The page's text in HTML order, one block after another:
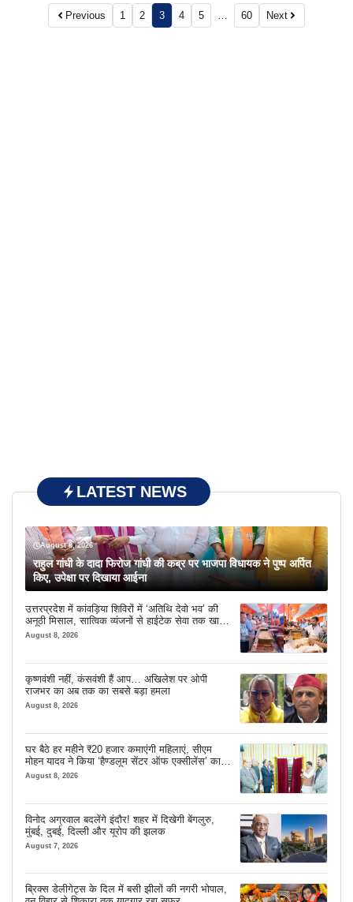
Previous 1 2 3 4 5 60 Next
LATEST NEWS
August 8, 2026
राहुल गांधी के दादा फिरोज गांधी की कब्र पर भाजपा विधायक ने पुष्प अर्पित
किए, उपेक्षा पर दिखाया आईना
उत्तरप्रदेश में कांवड़िया शिविरों में ‘अतिथि देवो भव’ की
अनूठी मिसाल, सात्विक व्यंजनों से हाईटेक सेवा तक खास
इंतजाम
August 8, 2026
कृष्णवंशी नहीं, कंसवंशी हैं आप… अखिलेश पर ओपी
राजभर का अब तक का सबसे बड़ा हमला
August 8, 2026
घर बैठे हर महीने ₹20 हजार कमाएंगी महिलाएं, सीएम
मोहन यादव ने किया ‘हैण्डलूम सेंटर ऑफ एक्सीलेंस’ का
शुभारंभ
August 8, 2026
विनोद अग्रवाल बदलेंगे इंदौर! शहर में दिखेगी बेंगलुरु,
मुंबई, दुबई, दिल्ली और यूरोप की झलक
August 7, 2026
ब्रिक्स डेलीगेट्स के दिल में बसी झीलों की नगरी भोपाल,